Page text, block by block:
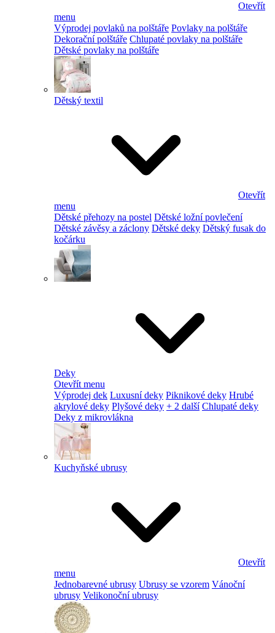
Otevřít
menu
Výprodej povlaků na polštáře Povlaky na polštáře
Dekorační polštáře Chlupaté povlaky na polštáře
Dětské povlaky na polštáře
Dětský textil
Otevřít
menu
Dětské přehozy na postel Dětské ložní povlečení
Dětské závěsy a záclony Dětské deky Dětský fusak do
kočárku
Deky
Otevřít menu
Výprodej dek Luxusní deky Piknikové deky Hrubé
akrylové deky Plyšové deky + 2 další Chlupaté deky
Deky z mikrovlákna
Kuchyňské ubrusy
Otevřít
menu
Jednobarevné ubrusy Ubrusy se vzorem Vánoční
ubrusy Velikonoční ubrusy